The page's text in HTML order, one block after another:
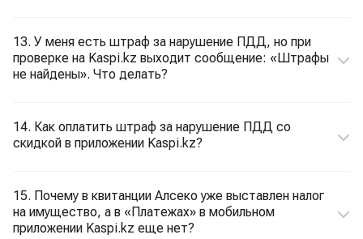
13. У меня есть штраф за нарушение ПДД, но при
проверке на Kaspi.kz выходит сообщение: «Штрафы
не найдены». Что делать?
14. Как оплатить штраф за нарушение ПДД со
скидкой в приложении Kaspi.kz?
15. Почему в квитанции Алсеко уже выставлен налог
на имущество, а в «Платежах» в мобильном
приложении Kaspi.kz еще нет?